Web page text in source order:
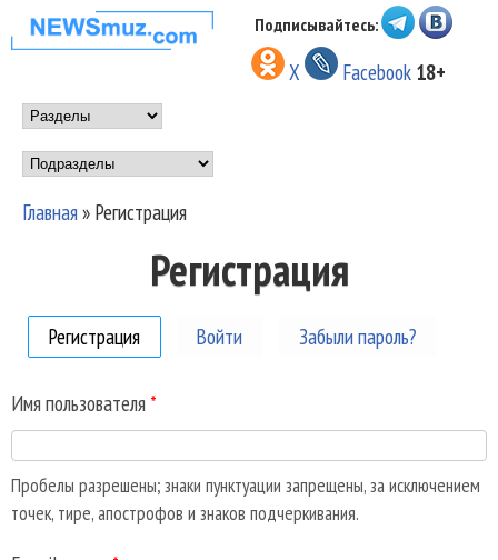
Перейти к основному
содержанию
НОВОСТИ
МУЗЫКИ И
ШОУ БИЗНЕСА
NEWSMUZ.COM
Подписывайтесь:
X Facebook 18+
Main menu
Подразделы
Главная» Регистрация
Регистрация
Регистрация (активная вкладка)
Войти Забыли пароль?
Имя пользователя *
Пробелы разрешены; знаки пунктуации запрещены, за исключением
точек, тире, апострофов и знаков подчеркивания.